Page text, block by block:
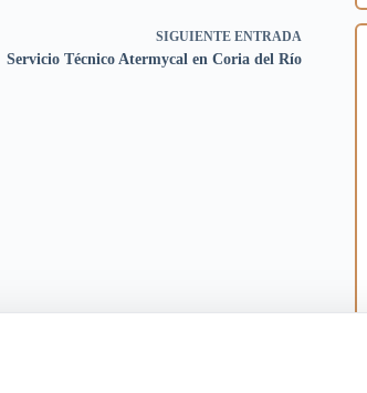
SIGUIENTE ENTRADA
Servicio Técnico Atermycal en Coria del Río